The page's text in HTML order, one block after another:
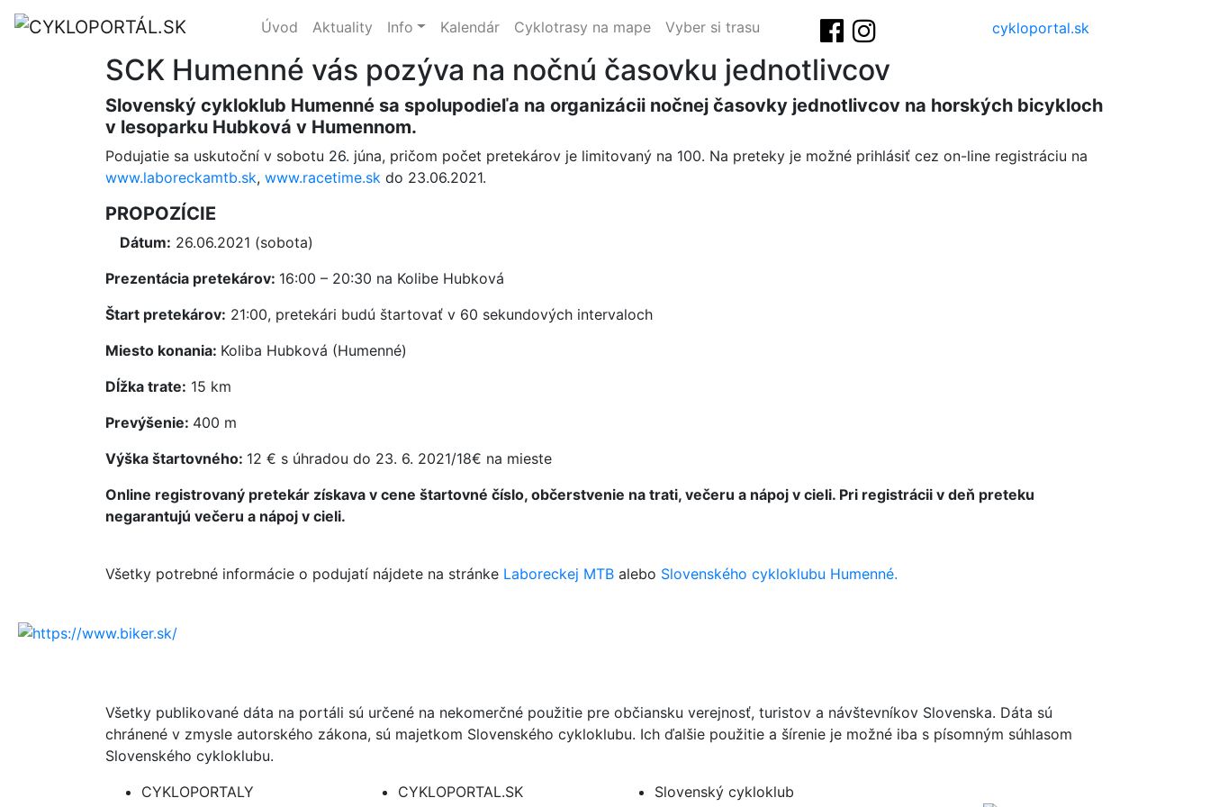
Úvod Aktuality Info Kalendár Cyklotrasy na mape Vyber si trasu cykloportal.sk
SCK Humenné vás pozýva na nočnú časovku jednotlivcov
Slovenský cykloklub Humenné sa spolupodieľa na organizácii nočnej časovky jednotlivcov na horských bicykloch
v lesoparku Hubková v Humennom.
Podujatie sa uskutoční v sobotu 26. júna, pričom počet pretekárov je limitovaný na 100. Na preteky je možné prihlásiť cez on-line registráciu na
www.laboreckamtb.sk, www.racetime.sk do 23.06.2021.
PROPOZÍCIE
Dátum: 26.06.2021 (sobota)
Prezentácia pretekárov: 16:00 – 20:30 na Kolibe Hubková
Štart pretekárov: 21:00, pretekári budú štartovať v 60 sekundových intervaloch
Miesto konania: Koliba Hubková (Humenné)
Dĺžka trate: 15 km
Prevýšenie: 400 m
Výška štartovného: 12 € s úhradou do 23. 6. 2021/18€ na mieste
Online registrovaný pretekár získava v cene štartovné číslo, občerstvenie na trati, večeru a nápoj v cieli. Pri registrácii v deň preteku
negarantujú večeru a nápoj v cieli.
Všetky potrebné informácie o podujatí nájdete na stránke Laboreckej MTB alebo Slovenského cykloklubu Humenné.
Všetky publikované dáta na portáli sú určené na nekomerčné použitie pre občiansku verejnosť, turistov a návštevníkov Slovenska. Dáta sú
chránené v zmysle autorského zákona, sú majetkom Slovenského cykloklubu. Ich ďalšie použitie a šírenie je možné iba s písomným súhlasom
Slovenského cykloklubu.
CYKLOPORTALY
CYKLOPORTAL.SK
Slovenský cykloklub